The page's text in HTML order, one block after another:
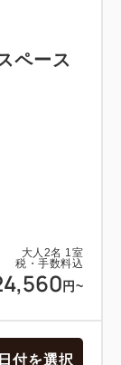
大人 2名 1 室
税・手数料込
円~
ペース
日付を選択